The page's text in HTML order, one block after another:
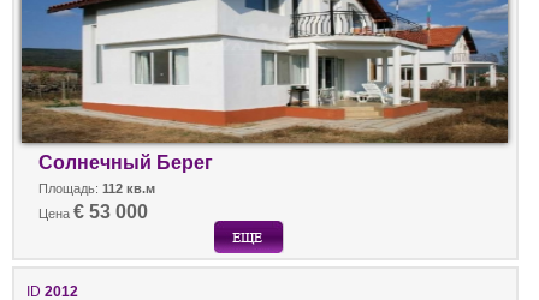
Солнечный Берег
Площадь: 112 кв.м
Цена € 53 000
ID 2012